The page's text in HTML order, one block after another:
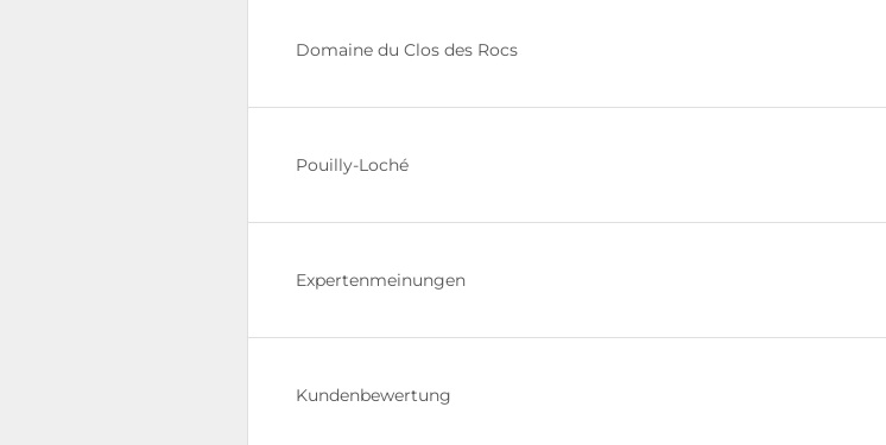
Domaine du Clos des Rocs
Pouilly-Loché
Expertenmeinungen
Kundenbewertung